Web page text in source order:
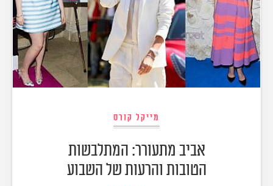
מייקל קורס
אביב מתעורר: המתלבשות
הטובות והרעות של השבוע